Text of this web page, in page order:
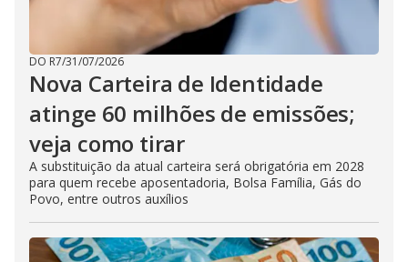
DO R7/31/07/2026
Nova Carteira de Identidade
atinge 60 milhões de emissões;
veja como tirar
A substituição da atual carteira será obrigatória em 2028
para quem recebe aposentadoria, Bolsa Família, Gás do
Povo, entre outros auxílios